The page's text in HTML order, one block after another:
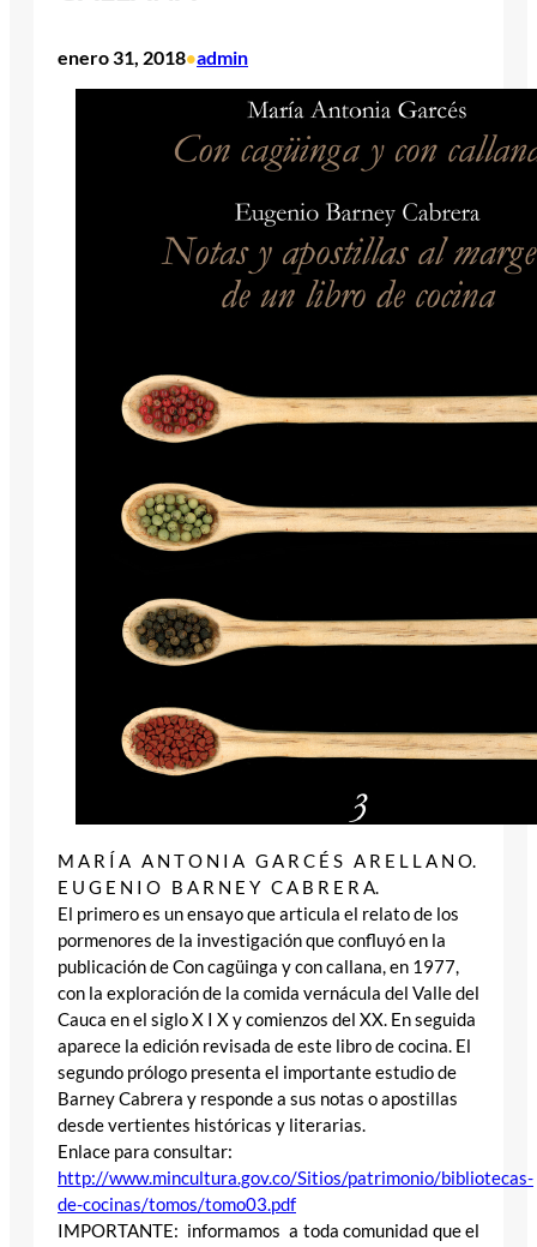
enero 31, 2018•admin
M A R Í A A N T O N I A G A R C É S A R E L L A N O.
E U G E N I O B A R N E Y C A B R E R A.
El primero es un ensayo que articula el relato de los
pormenores de la investigación que confluyó en la
publicación de Con cagüinga y con callana, en 1977,
con la exploración de la comida vernácula del Valle del
Cauca en el siglo X I X y comienzos del XX. En seguida
aparece la edición revisada de este libro de cocina. El
segundo prólogo presenta el importante estudio de
Barney Cabrera y responde a sus notas o apostillas
desde vertientes históricas y literarias.
Enlace para consultar:
http://www.mincultura.gov.co/Sitios/patrimonio/bibliotecas-
de-cocinas/tomos/tomo03.pdf
IMPORTANTE: informamos a toda comunidad que el